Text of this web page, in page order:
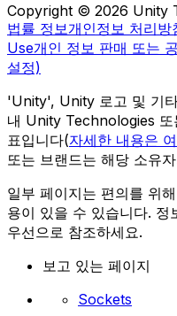
Copyright © 2026 Unity
법률 정보개인정보 처리방
Use개인 정보 판매 또는
설정)
'Unity', Unity 로고 및 기
내 Unity Technologies 또
표입니다(자세한 내용은
또는 브랜드는 해당 소유
일부 페이지는 편의를 위
용이 있을 수 있습니다. 정
우선으로 참조하세요.
보고 있는 페이지
Sockets